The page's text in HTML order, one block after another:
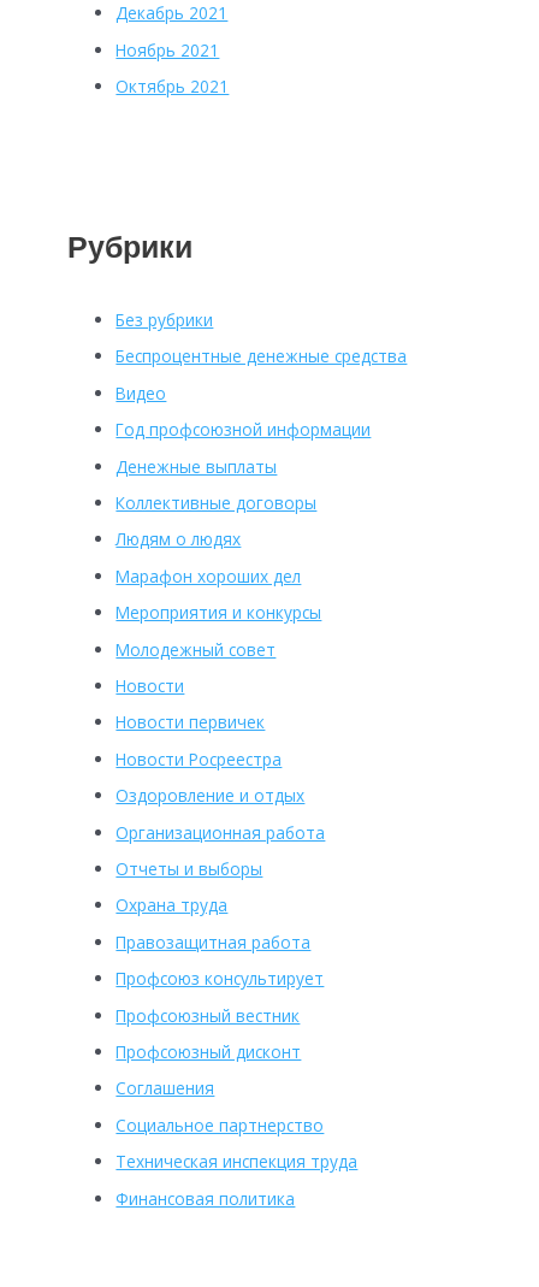
Декабрь 2021
Ноябрь 2021
Октябрь 2021
Рубрики
Без рубрики
Беспроцентные денежные средства
Видео
Год профсоюзной информации
Денежные выплаты
Коллективные договоры
Людям о людях
Марафон хороших дел
Мероприятия и конкурсы
Молодежный совет
Новости
Новости первичек
Новости Росреестра
Оздоровление и отдых
Организационная работа
Отчеты и выборы
Охрана труда
Правозащитная работа
Профсоюз консультирует
Профсоюзный вестник
Профсоюзный дисконт
Соглашения
Социальное партнерство
Техническая инспекция труда
Финансовая политика